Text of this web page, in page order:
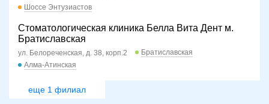
Шоссе Энтузиастов
Стоматологическая клиника Белла Вита Дент м.
Братиславская
ул. Белореченская, д. 38, корп.2
Братиславская
Алма-Атинская
еще 1 филиал